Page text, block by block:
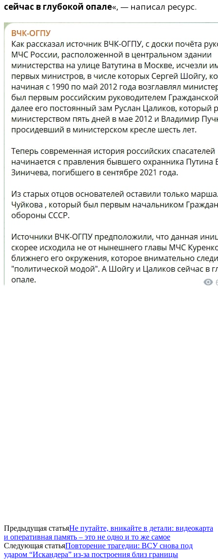
сейчас в глубокой опале«, — написал ресурс.
Предыдущая статьяНе путайте, вникайте в детали: видеокарта
и оперативная память – это не одно и то же самое
Следующая статьяПовторение трагедии: ВСУ снова под
ударом “Искандера” из-за построения близ границы